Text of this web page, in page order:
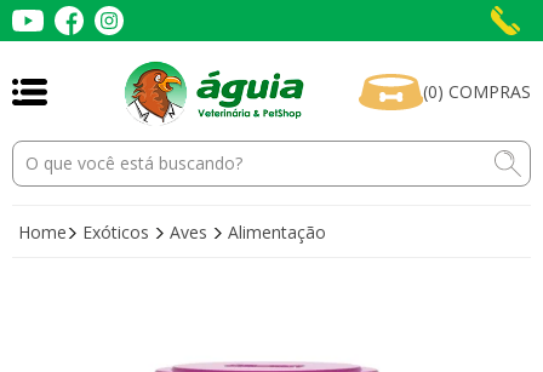
(0) COMPRAS
Home Exóticos Aves Alimentação